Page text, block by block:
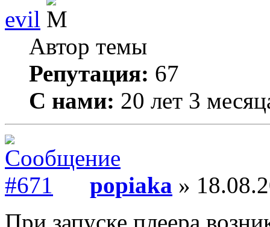
evil
Автор темы
Репутация: 67
С нами: 20 лет 3
popiaka »